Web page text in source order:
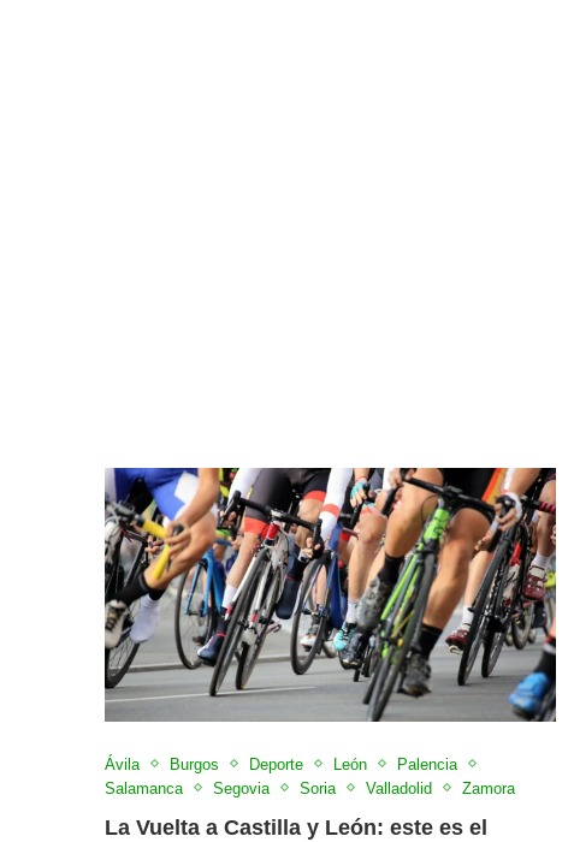
Ávila Burgos Deporte León
Palencia
Salamanca
Segovia Soria Valladolid Zamora
La Vuelta a Castilla y León: este es el